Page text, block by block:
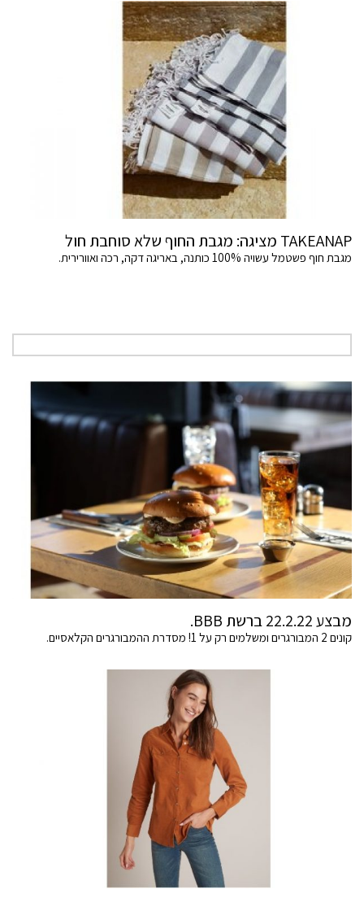
TAKEANAP מציגה: מגבת החוף שלא סוחבת חול
מגבת חוף פשטמל עשויה 100% כותנה, באריגה דקה, רכה ואוורירית.
מבצע 22.2.22 ברשת BBB.
קונים 2 המבורגרים ומשלמים רק על 1! מסדרת ההמבורגרים הקלאסיים.